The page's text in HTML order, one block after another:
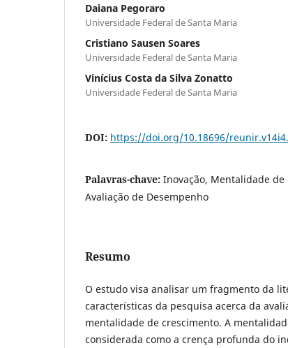
Daiana Pegoraro
Universidade Federal de Santa Maria
Cristiano Sausen Soares
Universidade Federal de Santa Maria
Vinícius Costa da Silva Zonatto
Universidade Federal de Santa Maria
DOI: https://doi.org/10.18696/
Palavras-chave: Inovação, Mentalidade
Avaliação de Desempenho
Resumo
O estudo visa analisar um fragmento da
características da pesquisa acerca da
mentalidade de crescimento. A
considerada como a crença profunda do